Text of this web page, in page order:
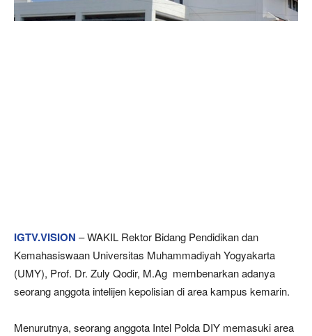
IGTV.VISION – WAKIL Rektor Bidang Pendidikan dan
Kemahasiswaan Universitas Muhammadiyah Yogyakarta
(UMY), Prof. Dr. Zuly Qodir, M.Ag membenarkan adanya
seorang anggota intelijen kepolisian di area kampus kemarin.
Menurutnya, seorang anggota Intel Polda DIY memasuki area